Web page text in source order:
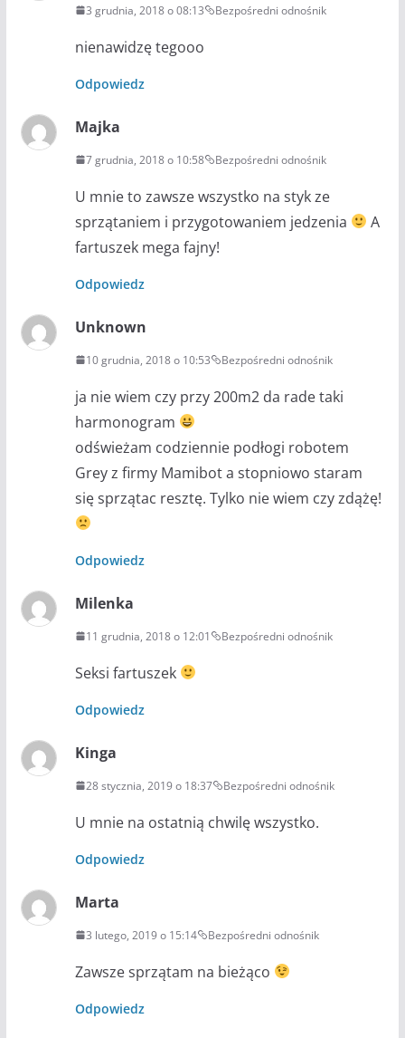
3 grudnia, 2018 o 08:13 Bezpośredni odnośnik
nienawidzę tegooo
Odpowiedz
Majka
7 grudnia, 2018 o 10:58 Bezpośredni odnośnik
U mnie to zawsze wszystko na styk ze
sprzątaniem i przygotowaniem jedzenia
A
fartuszek mega fajny!
Odpowiedz
Unknown
10 grudnia, 2018 o 10:53 Bezpośredni odnośnik
ja nie wiem czy przy 200m2 da rade taki
harmonogram
odświeżam codziennie podłogi robotem
Grey z firmy Mamibot a stopniowo staram
się sprzątac resztę. Tylko nie wiem czy zdążę!
Odpowiedz
Milenka
11 grudnia, 2018 o 12:01 Bezpośredni odnośnik
Seksi fartuszek
Odpowiedz
Kinga
28 stycznia, 2019 o 18:37 Bezpośredni odnośnik
U mnie na ostatnią chwilę wszystko.
Odpowiedz
Marta
3 lutego, 2019 o 15:14 Bezpośredni odnośnik
Zawsze sprzątam na bieżąco
Odpowiedz